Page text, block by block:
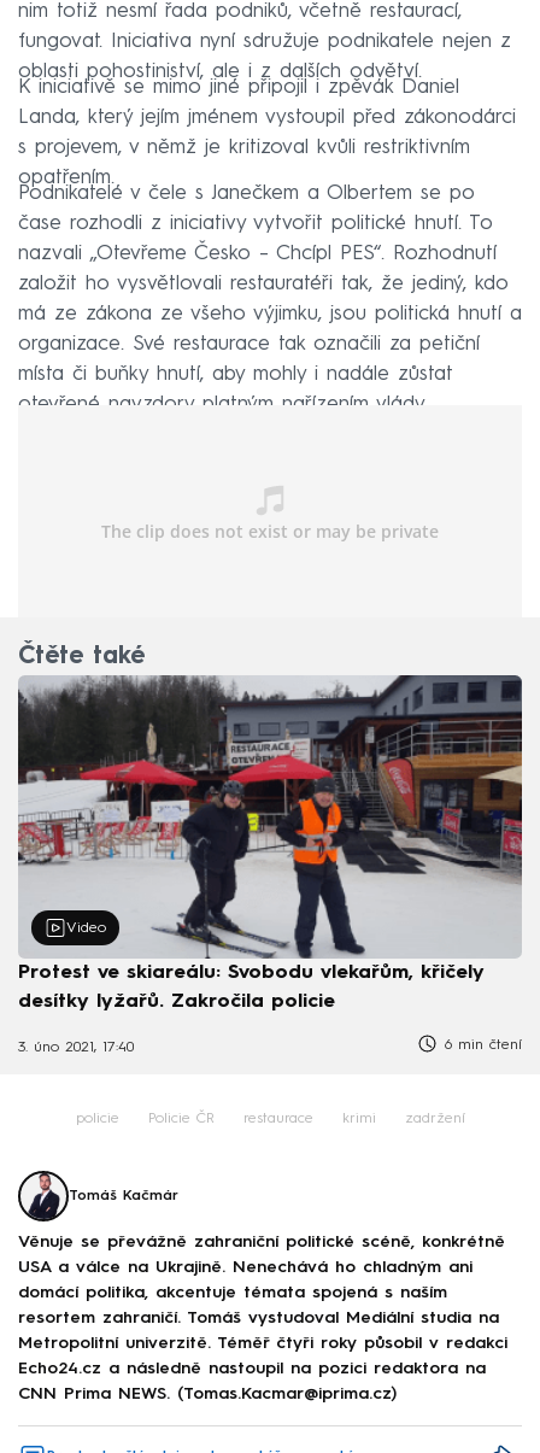
nim totiž nesmí řada podniků, včetně restaurací,
fungovat. Iniciativa nyní sdružuje podnikatele nejen z
oblasti pohostiniství, ale i z dalších odvětví.
K iniciativě se mimo jiné připojil i zpěvák Daniel
Landa, který jejím jménem vystoupil před zákonodárci
s projevem, v němž je kritizoval kvůli restriktivním
opatřením.
Podnikatelé v čele s Janečkem a Olbertem se po
čase rozhodli z iniciativy vytvořit politické hnutí. To
nazvali „Otevřeme Česko – Chcípl PES“. Rozhodnutí
založit ho vysvětlovali restauratéři tak, že jediný, kdo
má ze zákona ze všeho výjimku, jsou politická hnutí a
organizace. Své restaurace tak označili za petiční
místa či buňky hnutí, aby mohly i nadále zůstat
otevřené navzdory platným nařízením vlády.
Čtěte také
Video
Protest ve skiareálu: Svobodu vlekařům, křičely
desítky lyžařů. Zakročila policie
3. úno 2021, 17:40 6 min čtení
policie Policie ČR restaurace krimi zadržení
Tomáš Kačmár
Věnuje se převážně zahraniční politické scéně, konkrétně
USA a válce na Ukrajině. Nenechává ho chladným ani
domácí politika, akcentuje témata spojená s naším
resortem zahraničí. Tomáš vystudoval Mediální studia na
Metropolitní univerzitě. Téměř čtyři roky působil v redakci
Echo24.cz a následně nastoupil na pozici redaktora na
CNN Prima NEWS. (Tomas.Kacmar@iprima.cz)